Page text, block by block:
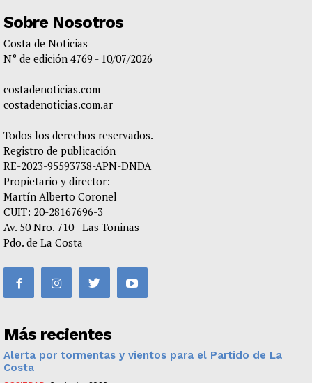
Sobre Nosotros
Costa de Noticias
N° de edición 4769 - 10/07/2026
costadenoticias.com
costadenoticias.com.ar
Todos los derechos reservados.
Registro de publicación
RE-2023-95593738-APN-DNDA
Propietario y director:
Martín Alberto Coronel
CUIT: 20-28167696-3
Av. 50 Nro. 710 - Las Toninas
Pdo. de La Costa
Más recientes
Alerta por tormentas y vientos para el Partido de La
Costa